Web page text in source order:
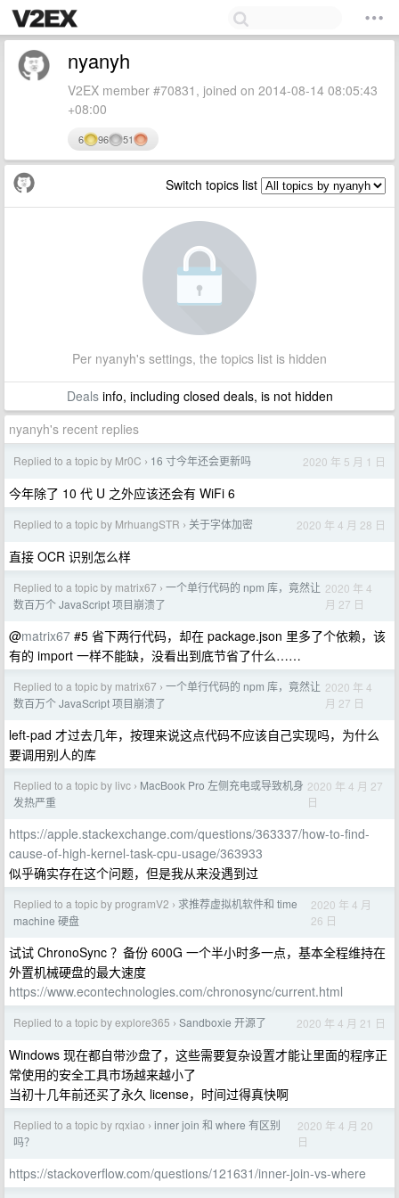
nyanyh
V2EX member #70831, joined on 2014-08-14 08:05:43
+08:00
6 96 51
Switch topics list
Per nyanyh's settings, the topics list is hidden
Dealsinfo, including closed deals, is not hidden
nyanyh's recent replies
Replied to a topic by Mr0C › 16 寸今年还会更新吗 2020 年 5 月 1 日
今年除了 10 代 U 之外应该还会有 WiFi 6
Replied to a topic by MrhuangSTR › 关于字体加密 2020 年 4 月 28 日
直接 OCR 识别怎么样
Replied to a topic by matrix67 › 一个单行代码的 npm 库，竟然让
数百万个 JavaScript 项目崩溃了
2020 年 4
月 27 日
@matrix67 #5 省下两行代码，却在 package.json 里多了个依赖，该
有的 import 一样不能缺，没看出到底节省了什么……
Replied to a topic by matrix67 › 一个单行代码的 npm 库，竟然让
数百万个 JavaScript 项目崩溃了
2020 年 4
月 27 日
left-pad 才过去几年，按理来说这点代码不应该自己实现吗，为什么
要调用别人的库
Replied to a topic by livc › MacBook Pro 左侧充电或导致机身
发热严重
2020 年 4 月 27
日
https://apple.stackexchange.com/questions/363337/how-to-find-
cause-of-high-kernel-task-cpu-usage/363933
似乎确实存在这个问题，但是我从来没遇到过
Replied to a topic by programV2 › 求推荐虚拟机软件和 time
machine 硬盘
2020 年 4 月
26 日
试试 ChronoSync ？备份 600G 一个半小时多一点，基本全程维持在
外置机械硬盘的最大速度
https://www.econtechnologies.com/chronosync/current.html
Replied to a topic by explore365 › Sandboxie 开源了 2020 年 4 月 21 日
Windows 现在都自带沙盘了，这些需要复杂设置才能让里面的程序正
常使用的安全工具市场越来越小了
当初十几年前还买了永久 license，时间过得真快啊
Replied to a topic by rqxiao › inner join 和 where 有区别
吗？
2020 年 4 月 20
日
https://stackoverflow.com/questions/121631/inner-join-vs-where